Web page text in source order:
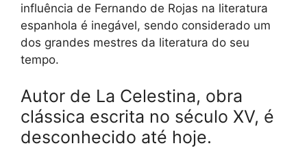
influência de Fernando de Rojas na literatura
espanhola é inegável, sendo considerado um
dos grandes mestres da literatura do seu
tempo.
Autor de La Celestina, obra
clássica escrita no século XV, é
desconhecido até hoje.